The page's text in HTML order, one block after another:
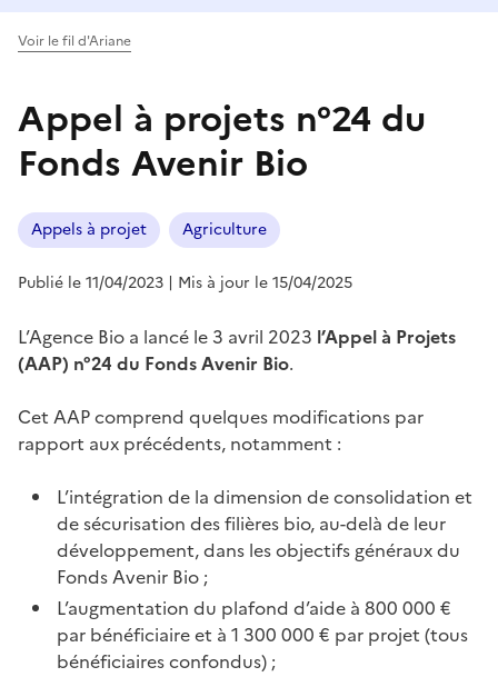
Voir le fil d'Ariane
Appel à projets n°24 du
Fonds Avenir Bio
Appels à projet Agriculture
Publié le 11/04/2023 | Mis à jour le 15/04/2025
L’Agence Bio a lancé le 3 avril 2023 l’Appel à Projets
(AAP) n°24 du Fonds Avenir Bio.
Cet AAP comprend quelques modifications par
rapport aux précédents, notamment :
L’intégration de la dimension de consolidation et
de sécurisation des filières bio, au-delà de leur
développement, dans les objectifs généraux du
Fonds Avenir Bio ;
L’augmentation du plafond d’aide à 800 000 €
par bénéficiaire et à 1 300 000 € par projet (tous
bénéficiaires confondus) ;